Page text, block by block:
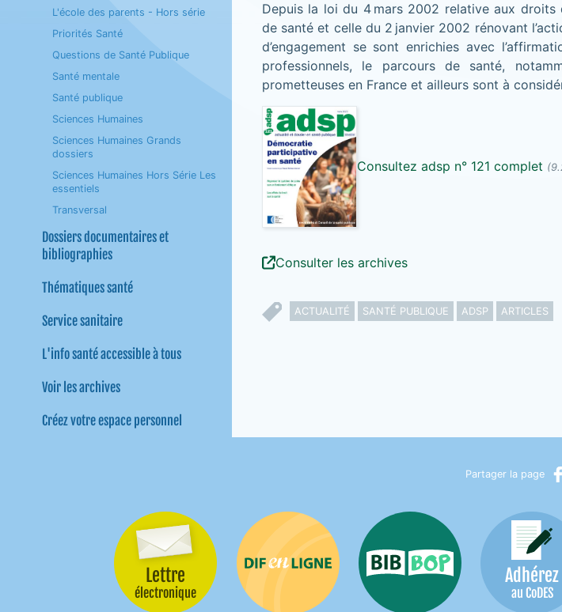
L'école des parents - Hors série
Priorités Santé
Questions de Santé Publique
Santé mentale
Santé publique
Sciences Humaines
Sciences Humaines Grands
dossiers
Sciences Humaines Hors Série Les
essentiels
Transversal
Dossiers documentaires et
bibliographies
Thématiques santé
Service sanitaire
L'info santé accessible à tous
Voir les archives
Créez votre espace personnel
Depuis la loi du 4 mars 2002 relative aux
de santé et celle du 2 janvier 2002 rénovant
d’engagement se sont enrichies avec
professionnels, le parcours de santé,
prometteuses en France et ailleurs sont à
Consultez adsp n° 121 complet
Consulter les archives
ACTUALITÉ SANTÉ PUBLIQUE ADSP ARTICLES
Partager la page
Lettre
électronique
Difenligne Bib-Bop Adhérez
au CoDES